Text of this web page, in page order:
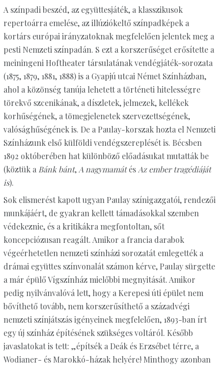
A színpadi beszéd, az együttesjáték, a klasszikusok
repertoárra emelése, az illúziókeltő színpadképek a
kortárs európai irányzatoknak megfelelően jelentek meg a
pesti Nemzeti színpadán. S ezt a korszerűséget erősítette a
meiningeni Hoftheater társulatának vendégjáték-sorozata
(1875, 1879, 1881, 1888) is a Gyapjú utcai Német Színházban,
ahol a közönség tanúja lehetett a történeti hitelességre
törekvő szcenikának, a díszletek, jelmezek, kellékek
korhűségének, a tömegjelenetek szervezettségének,
valósághűségének is. De a Paulay-korszak hozta el Nemzeti
Színházunk első külföldi vendégszereplését is. Bécsben
1892 októberében hat különböző előadásukat mutatták be
(köztük a Bánk bánt, A nagymamátés Az ember tragédiáját
is).
Sok elismerést kapott ugyan Paulay színigazgatói, rendezői
munkájáért, de gyakran kellett támadásokkal szemben
védekeznie, és a kritikákra megfontoltan, sőt
koncepciózusan reagált. Amikor a francia darabok
végeérhetetlen nemzeti színházi sorozatát emlegették a
drámai együttes színvonalát számon kérve, Paulay sürgette
a már épülő Vígszínház mielőbbi megnyitását. Amikor
pedig nyilvánvalóvá lett, hogy a Kerepesi úti épület nem
bővíthető tovább, nem korszerűsíthető a századvégi
nemzeti színjátszás igényeinek megfelelően, 1893-ban írt
egy új színház építésének szükséges voltáról. Később
javaslatokat is tett: „építsék a Deák és Erzsébet térre, a
Wodianer- és Marokkó-házak helyére! Minthogy azonban